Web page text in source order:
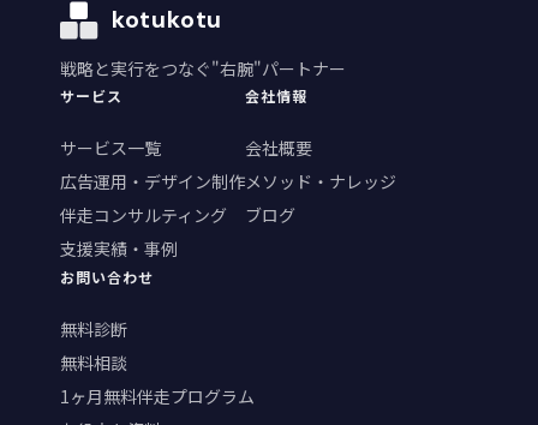
kotukotu
戦略と実行をつなぐ"右腕"パートナー
サービス
サービス一覧
広告運用・デザイン制作
伴走コンサルティング
支援実績・事例
会社情報
会社概要
メソッド・ナレッジ
ブログ
お問い合わせ
無料診断
無料相談
1ヶ月無料伴走プログラム